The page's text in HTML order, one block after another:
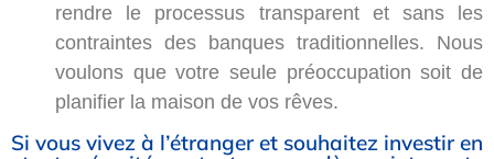
rendre le processus transparent et sans les
contraintes des banques traditionnelles. Nous
voulons que votre seule préoccupation soit de
planifier la maison de vos rêves.
Si vous vivez à l’étranger et souhaitez investir en